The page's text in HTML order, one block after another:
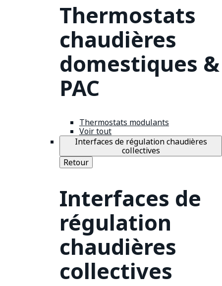
Thermostats
chaudières
domestiques &
PAC
Thermostats modulants
Voir tout
Interfaces de régulation chaudières
collectives
Retour
Interfaces de
régulation
chaudières
collectives